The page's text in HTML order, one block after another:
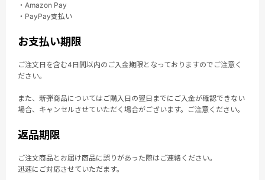
・Amazon Pay
・PayPay支払い
お支払い期限
ご注文日を含む4日間以内のご入金期限となっておりますのでご注意く
ださい。
また、新弾商品についてはご購入日の翌日までにご入金が確認できない
場合、キャンセルさせていただく場合がございます。ご注意ください。
返品期限
ご注文商品とお届け商品に誤りがあった際はご連絡ください。
迅速にご対応させていただます。